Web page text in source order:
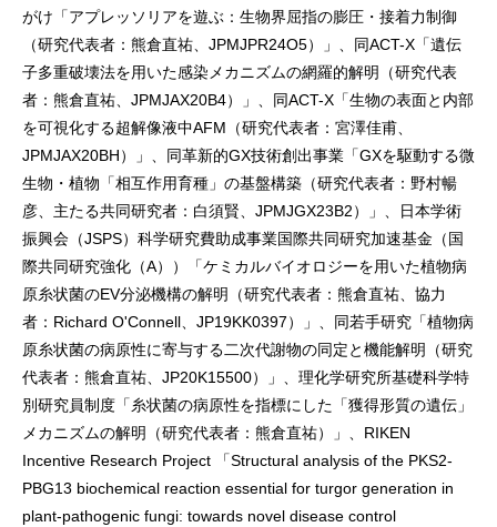
がけ「アプレッソリアを遊ぶ：生物界屈指の膨圧・接着力制御
（研究代表者：熊倉直祐、JPMJPR24O5）」、同ACT-X「遺伝
子多重破壊法を用いた感染メカニズムの網羅的解明（研究代表
者：熊倉直祐、JPMJAX20B4）」、同ACT-X「生物の表面と内部
を可視化する超解像液中AFM（研究代表者：宮澤佳甫、
JPMJAX20BH）」、同革新的GX技術創出事業「GXを駆動する微
生物・植物「相互作用育種」の基盤構築（研究代表者：野村暢
彦、主たる共同研究者：白須賢、JPMJGX23B2）」、日本学術
振興会（JSPS）科学研究費助成事業国際共同研究加速基金（国
際共同研究強化（A））「ケミカルバイオロジーを用いた植物病
原糸状菌のEV分泌機構の解明（研究代表者：熊倉直祐、協力
者：Richard O'Connell、JP19KK0397）」、同若手研究「植物病
原糸状菌の病原性に寄与する二次代謝物の同定と機能解明（研究
代表者：熊倉直祐、JP20K15500）」、理化学研究所基礎科学特
別研究員制度「糸状菌の病原性を指標にした「獲得形質の遺伝」
メカニズムの解明（研究代表者：熊倉直祐）」、RIKEN
Incentive Research Project 「Structural analysis of the PKS2-
PBG13 biochemical reaction essential for turgor generation in
plant-pathogenic fungi: towards novel disease control